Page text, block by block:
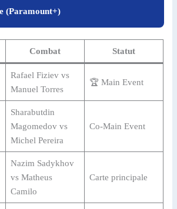
(Paramount+)
Combat Statut
Rafael Fiziev vs
Manuel Torres
🏆 Main Event
Sharabutdin
Magomedov vs
Michel Pereira
Co-Main Event
Nazim Sadykhov
vs Matheus
Camilo
Carte principale